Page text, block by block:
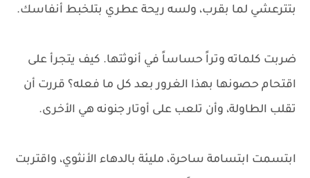
بتترعشي لما بقرب، ولسه ريحة عطري بتلخبط أنفاسك.
ضربت كلماته وتراً حساساً في أنوثتها. كيف يتجرأ على
اقتحام حصونها بهذا الغرور بعد كل ما فعله؟ قررت أن
تقلب الطاولة، وأن تلعب على أوتار جنونه هي الأخرى.
ابتسمت ابتسامة ساحرة، مليئة بالدهاء الأنثوي، واقتربت